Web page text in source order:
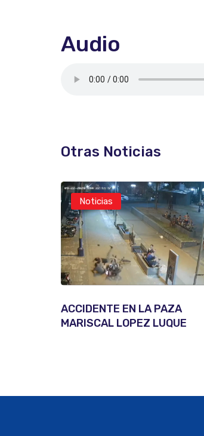
Audio
Otras Noticias
Noticias
ACCIDENTE EN LA PAZA
MARISCAL LOPEZ LUQUE